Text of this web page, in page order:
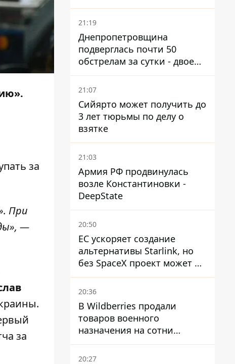
за
При
—
за
21:19
Днепропетровщина
подверглась почти 50
обстрелам за сутки - двое
погибших, шесть
пострадавших
21:07
Сийярто может получить до
3 лет тюрьмы по делу о
взятке
21:03
Армия РФ продвинулась
возле Константиновки -
DeepState
20:50
ЕС ускоряет создание
альтернативы Starlink, но
без SpaceX проект может не
обойтись
20:36
В Wildberries продали
товаров военного
назначения на сотни
миллионов, но удары ВСУ
изменили ситуацию
20:27